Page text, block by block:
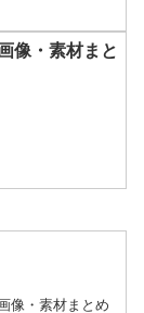
像・素材まと
像・素材まとめ